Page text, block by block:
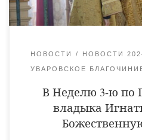
Владимир Васильев, священник
[…]
НОВОСТИ НОВОСТИ
УВАРОВСКОЕ
В Неделю 3-ю по
владыка